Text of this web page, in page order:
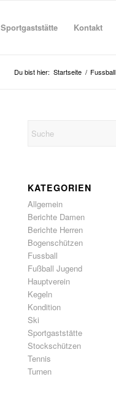
Sportgaststätte Kontakt
Du bist hier: Startseite / Fussball
KATEGORIEN
Allgemein
Berichte Damen
Berichte Herren
Bogenschützen
Fussball
Fußball Jugend
Hauptverein
Kegeln
Kondition
Ski
Sportgaststätte
Stockschützen
Tennis
Turnen